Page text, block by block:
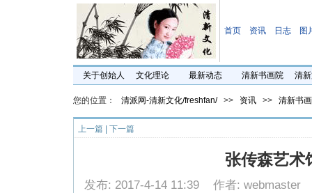
首页 资讯 日志 图
关于创始人 文化理论 最新动态 清新书画院 清
您的位置： 清派网-清新文化/freshfan/ >> 资讯 >> 清新书
上一篇 | 下一篇
张传森艺术
发布: 2017-4-14 11:39 作者: webmaster